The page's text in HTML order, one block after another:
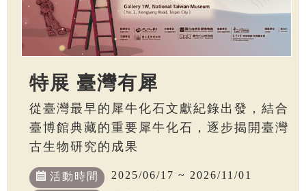
特展 臺灣有犀
從臺灣最早的犀牛化石文獻紀錄出發，結合
臺博館典藏的重要犀牛化石，逐步揭開臺灣
古生物研究的成果
活動時間 2025/06/17 ~ 2026/11/01